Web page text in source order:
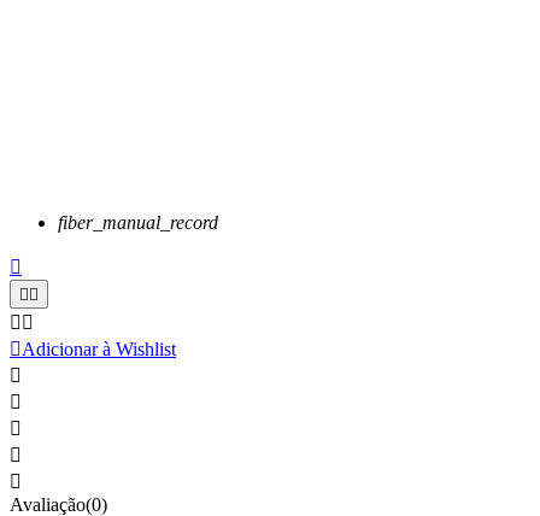
fiber_manual_record


 
Adicionar à Wishlist





Avaliação(0)